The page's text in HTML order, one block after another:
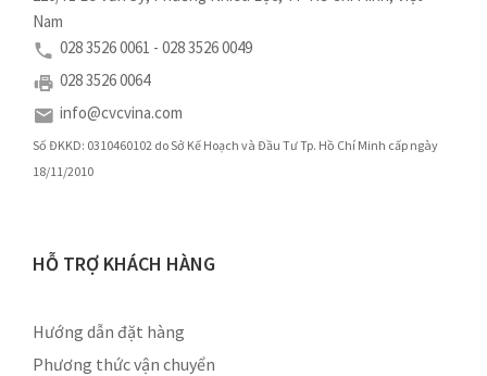
Nam
028 3526 0061 - 028 3526 0049
028 3526 0064
info@cvcvina.com
Số ĐKKD: 0310460102 do Sở Kế Hoạch và Đầu Tư Tp. Hồ Chí Minh cấp ngày
18/11/2010
HỖ TRỢ KHÁCH HÀNG
Hướng dẫn đặt hàng
Phương thức vận chuyển